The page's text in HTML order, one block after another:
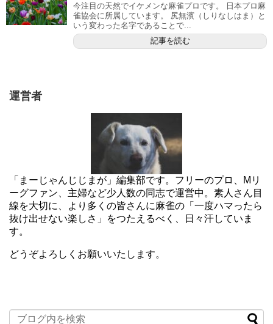
今注目の天然でイケメンな麻雀プロです。 日本プロ麻
雀協会に所属しています。 尻無濱（しりなしはま）と
いう変わった名字であることで...
記事を読む
運営者
「まーじゃんじじまが」編集部です。フリーのプロ、Mリ
ーグファン、主婦など少人数の同志で運営中。素人さん目
線を大切に、より多くの皆さんに麻雀の「一度ハマったら
抜け出せない楽しさ」をつたえるべく、日々汗していま
す。
どうぞよろしくお願いいたします。